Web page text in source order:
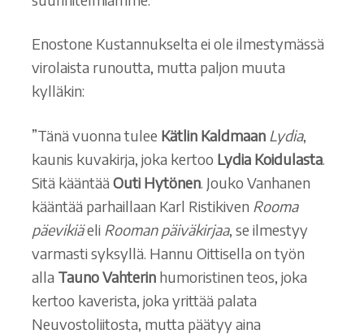
Enostone Kustannukselta ei ole ilmestymässä
virolaista runoutta, mutta paljon muuta
kylläkin:
”Tänä vuonna tulee Kätlin Kaldmaan Lydia,
kaunis kuvakirja, joka kertoo Lydia Koidulasta.
Sitä kääntääOuti Hytönen. Jouko Vanhanen
kääntää parhaillaan Karl Ristikiven Rooma
päevikiäeli Rooman päiväkirjaa, se ilmestyy
varmasti syksyllä. Hannu Oittisella on työn
alla Tauno Vahterin humoristinen teos, joka
kertoo kaverista, joka yrittää palata
Neuvostoliitosta, mutta päätyy aina